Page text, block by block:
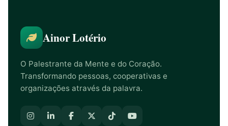
Ainor Lotério
O Palestrante da Mente e do Coração.
Transformando pessoas, cooperativas e
organizações através da palavra.